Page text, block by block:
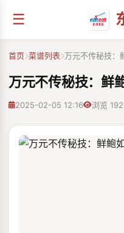
☰
首页 菜谱列表 万元不传秘技：
万元不传秘技：鲜
2025-02-05 12:16 浏览